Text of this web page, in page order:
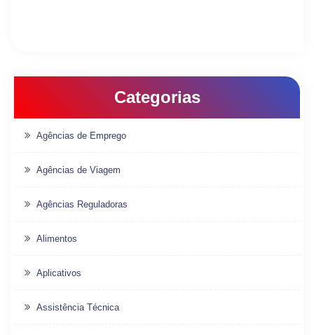
Categorias
Agências de Emprego
Agências de Viagem
Agências Reguladoras
Alimentos
Aplicativos
Assistência Técnica